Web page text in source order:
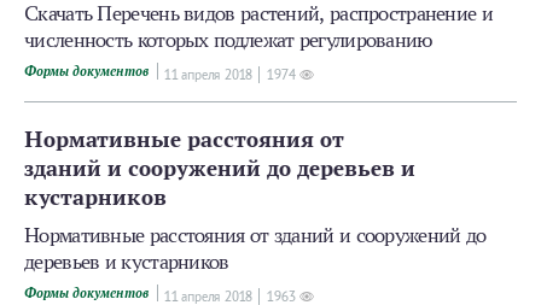
Скачать Перечень видов растений, распространение и
численность которых подлежат регулированию
Формы документов 11 апреля 2018 1974
Нормативные расстояния от
зданий и сооружений до деревьев и
кустарников
Нормативные расстояния от зданий и сооружений до
деревьев и кустарников
Формы документов 11 апреля 2018 1963